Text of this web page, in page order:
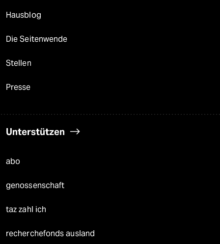
Hausblog
Die Seitenwende
Stellen
Presse
Unterstützen
abo
genossenschaft
taz zahl ich
recherchefonds ausland